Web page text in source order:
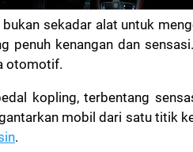
sekadar alat untuk
penuh kenangan dan sensasi.
otomotif.
kopling, terbentang
mobil dari satu titik
.